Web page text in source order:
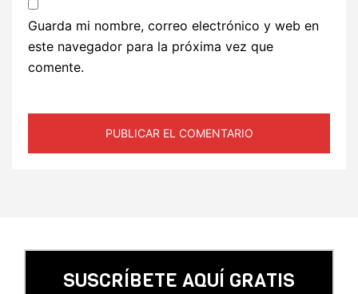
Guarda mi nombre, correo electrónico y web en
este navegador para la próxima vez que
comente.
SUSCRÍBETE AQUÍ GRATIS